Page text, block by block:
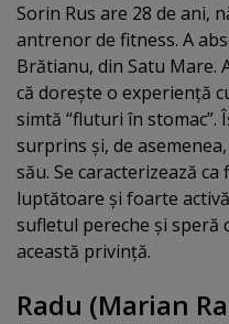
Sorin Rus are 28 de ani,
antrenor de fitness. A
Brătianu, din Satu Mare.
că doreşte o experienţă
simtă “fluturi în stomac”.
surprins şi, de
său. Se caracterizează
luptătoare şi foarte
sufletul pereche şi speră
această privinţă.
Radu (Marian